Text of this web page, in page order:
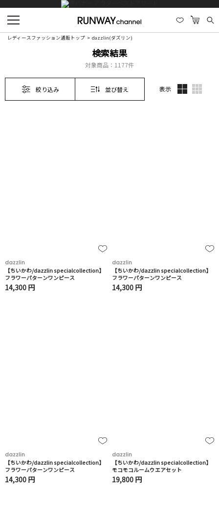
レディースファッション通販トップ dazzlin(ダズリン)
検索結果
対象商品： 1177件
絞り込み 並び替え 表示
dazzlin
【ちいかわ/dazzlin specialcollection】
フラワーパターンワンピース
14,300 円
dazzlin
【ちいかわ/dazzlin specialcollection】
フラワーパターンワンピース
14,300 円
dazzlin
【ちいかわ/dazzlin specialcollection】
フラワーパターンワンピース
14,300 円
dazzlin
【ちいかわ/dazzlin specialcollection】
モコモコルームウエアセット
19,800 円